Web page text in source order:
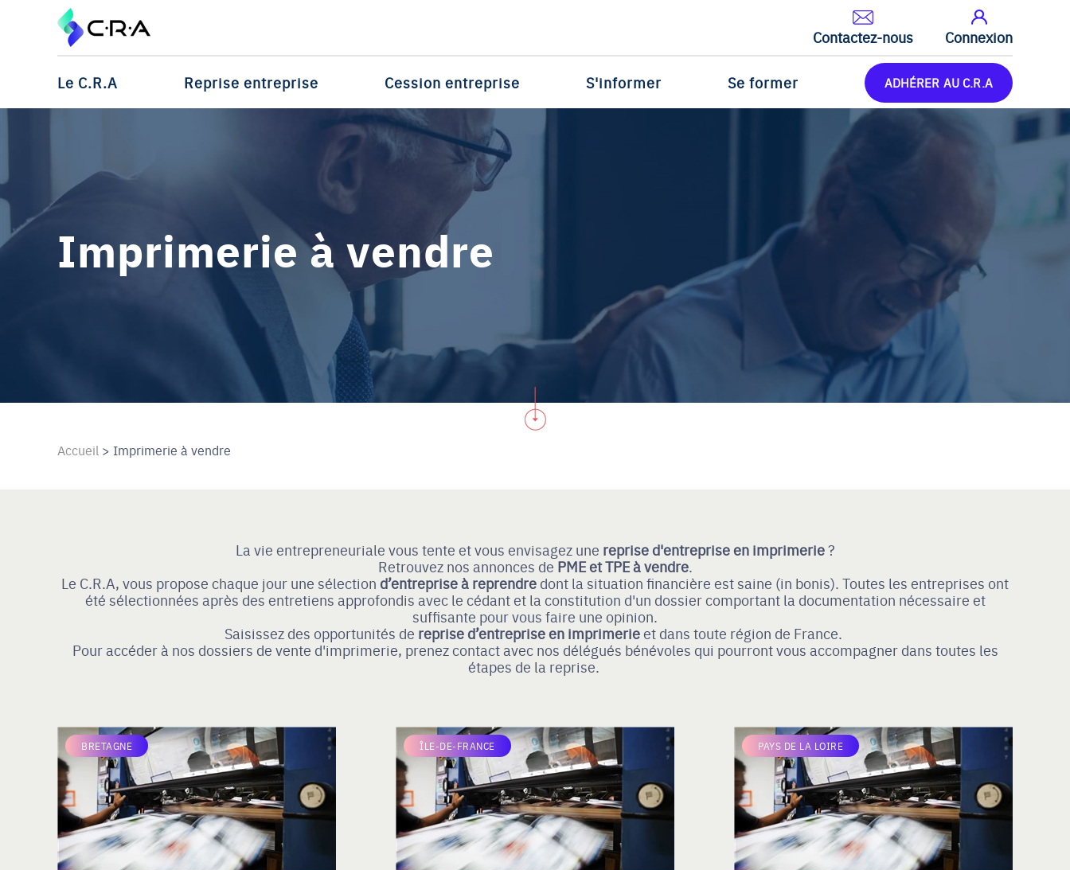
Contactez-nous Connexion
Le C.R.A Reprise entreprise Cession entreprise S'informer Se former ADHÉRER AU C.R.A
Imprimerie à vendre
Accueil > Imprimerie à vendre
La vie entrepreneuriale vous tente et vous envisagez une reprise d'entreprise en imprimerie?
Retrouvez nos annonces de PME et TPE à vendre.
Le C.R.A, vous propose chaque jour une sélection d’entreprise à reprendre dont la situation financière est saine (in bonis). Toutes les entreprises ont
été sélectionnées après des entretiens approfondis avec le cédant et la constitution d'un dossier comportant la documentation nécessaire et
suffisante pour vous faire une opinion.
Saisissez des opportunités de reprise d’entrepriseen imprimerieet dans toute région de France.
Pour accéder à nos dossiers de vente d'imprimerie, prenez contact avec nos délégués bénévoles qui pourront vous accompagner dans toutes les
étapes de la reprise.
BRETAGNE ÎLE-DE-FRANCE PAYS DE LA LOIRE